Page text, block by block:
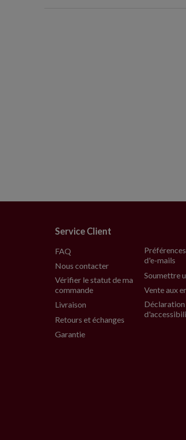
Service Client
FAQ
Nous contacter
Vérifier le statut de ma
commande
Livraison
Retours et échanges
Garantie
d'e-mails
Soumettre
Vente aux
Déclaration